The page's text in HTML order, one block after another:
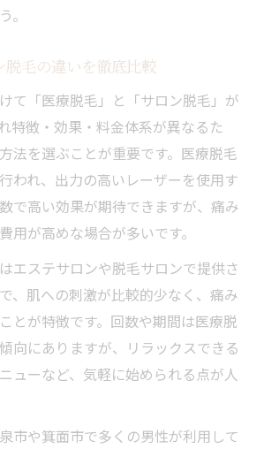
。
脱毛の違いを徹底比較
て「医療脱毛」と「サロン脱毛」が
特徴・効果・料金体系が異なるた
法を選ぶことが重要です。医療脱毛
われ、出力の高いレーザーを使用す
で高い効果が期待できますが、痛み
用が高めな場合が多いです。
エステサロンや脱毛サロンで提供さ
、肌への刺激が比較的少なく、痛み
とが特徴です。回数や期間は医療脱
向にありますが、リラックスできる
ューなど、気軽に始められる点が人
市や箕面市で多くの男性が利用して